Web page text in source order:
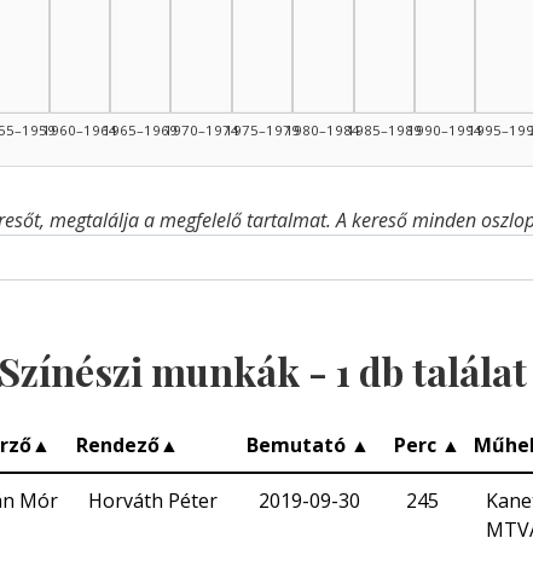
1960–19641965–19691970–19741975–19791980–19841985–19891990–1994
megtalálja a megfelelő tartalmat. A kereső minden
Színészi munkák - 1 db találat
▲ Rendező▲ Bemutató ▲ Perc ▲
Mór Horváth Péter 2019-09-30 245